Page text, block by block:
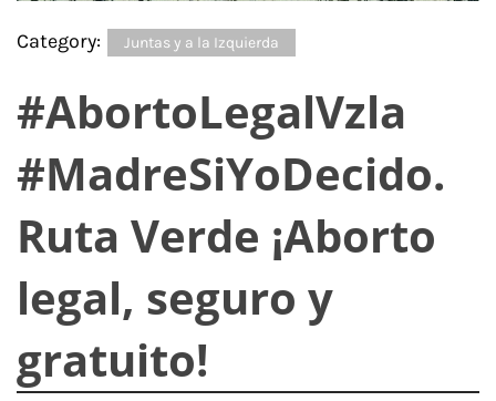
Category: Juntas y a la Izquierda
#AbortoLegalVzla
#MadreSiYoDecido.
Ruta Verde ¡Aborto
legal, seguro y
gratuito!